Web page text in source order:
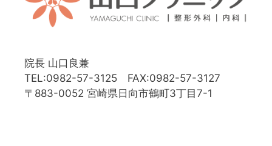
院長 山口良兼
TEL:0982-57-3125 FAX:0982-57-3127
〒883-0052 宮崎県日向市鶴町3丁目7-1